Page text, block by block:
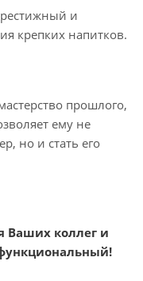
и
крепких напитков.
прошлого,
ему не
но и стать его
Ваших коллег и